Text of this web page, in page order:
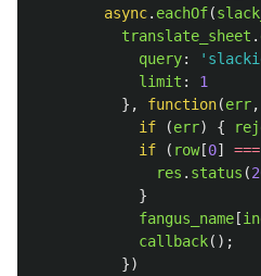
async. eachOf(
translate_sheet .
query: '
limit :
1
},
function(err,
if
(err) {
if
( row[0] ===
res . status (
}
fangus_name [
callback();
})